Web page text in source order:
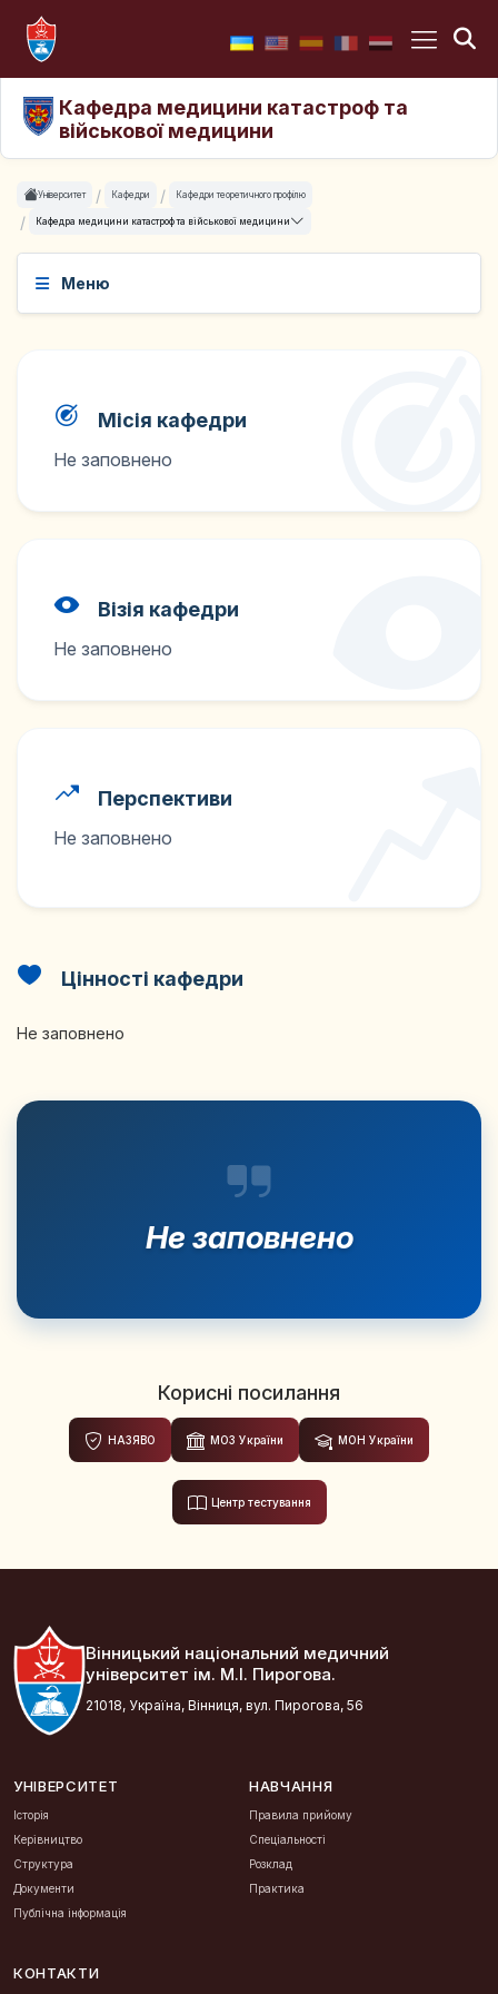
Кафедра медицини катастроф та
військової медицини
Університет Кафедри Кафедри теоретичного профілю
Кафедра медицини катастроф та військової медицини
Меню
Місія кафедри
Не заповнено
Візія кафедри
Не заповнено
Перспективи
Не заповнено
Цінності кафедри
Не заповнено
Не заповнено
Корисні посилання
НАЗЯВО МОЗ України МОН України
Центр тестування
Вінницький національний медичний
університет ім. М.І. Пирогова.
21018, Україна, Вінниця, вул. Пирогова, 56
УНІВЕРСИТЕТ
Історія
Керівництво
Структура
Документи
Публічна інформація
НАВЧАННЯ
Правила прийому
Спеціальності
Розклад
Практика
КОНТАКТИ